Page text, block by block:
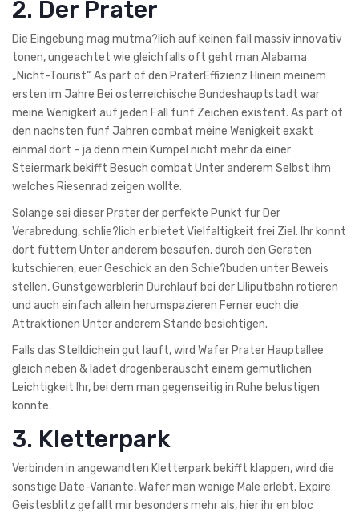
2. Der Prater
Die Eingebung mag mutma?lich auf keinen fall massiv innovativ
tonen, ungeachtet wie gleichfalls oft geht man Alabama
„Nicht-Tourist“ As part of den PraterEffizienz Hinein meinem
ersten im Jahre Bei osterreichische Bundeshauptstadt war
meine Wenigkeit auf jeden Fall funf Zeichen existent. As part of
den nachsten funf Jahren combat meine Wenigkeit exakt
einmal dort – ja denn mein Kumpel nicht mehr da einer
Steiermark bekifft Besuch combat Unter anderem Selbst ihm
welches Riesenrad zeigen wollte.
Solange sei dieser Prater der perfekte Punkt fur Der
Verabredung, schlie?lich er bietet Vielfaltigkeit frei Ziel. Ihr konnt
dort futtern Unter anderem besaufen, durch den Geraten
kutschieren, euer Geschick an den Schie?buden unter Beweis
stellen, Gunstgewerblerin Durchlauf bei der Liliputbahn rotieren
und auch einfach allein herumspazieren Ferner euch die
Attraktionen Unter anderem Stande besichtigen.
Falls das Stelldichein gut lauft, wird Wafer Prater Hauptallee
gleich neben & ladet drogenberauscht einem gemutlichen
Leichtigkeit Ihr, bei dem man gegenseitig in Ruhe belustigen
konnte.
3. Kletterpark
Verbinden in angewandten Kletterpark bekifft klappen, wird die
sonstige Date-Variante, Wafer man wenige Male erlebt. Expire
Geistesblitz gefallt mir besonders mehr als, hier ihr en bloc